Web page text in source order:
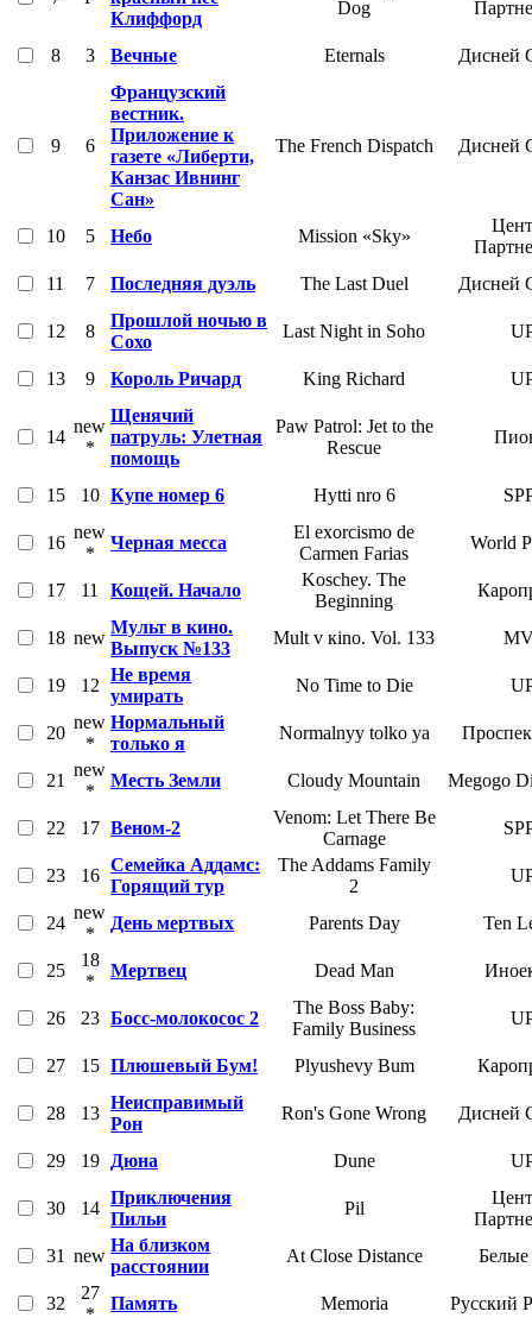
Клиффорд
Dog
8 3 Вечные Eternals Дисней
9 6
Французский
вестник.
Приложение к
газете «Либерти,
Канзас Ивнинг
Сан»
The French Dispatch Дисней
10 5 Небо Mission «Sky»
11
7 Последняя дуэль The Last Duel Дисней
12 8
Прошлой ночью в
Сохо
Last Night in Soho
13 9 Король Ричард King Richard
14
new
*
Щенячий
патруль: Улетная
помощь
Paw Patrol: Jet to the
Rescue
15 10 Купе номер 6 Hytti nro 6
16
new
*
Черная месса
El exorcismo de
Carmen Farias
World
17 11 Кощей. Начало
Koschey. The
Beginning
18 new
Мульт в кино.
Выпуск №133
Mult v кino. Vol. 133
19 12
Не время
умирать
No Time to Die
20
new
*
Нормальный
только я
Normalnyy tolko ya
21
new
*
Месть Земли Cloudy Mountain Megogo
22 17 Веном-2
Venom: Let There Be
Carnage
23 16
Семейка Аддамс:
Горящий тур
The Addams Family
2
24
new
*
День мертвых Parents Day Ten
25
18
*
Мертвец Dead Man
26 23 Босс-молокосос 2
The Boss Baby:
Family Business
27 15 Плюшевый Бум! Plyushevy Bum
28 13
Неисправимый
Рон
Ron's Gone Wrong Дисней
29 19 Дюна Dune
30 14
Приключения
Пильи
Pil
31 new
На близком
расстоянии
At Close Distance
32
27
*
Память Memoria Русский